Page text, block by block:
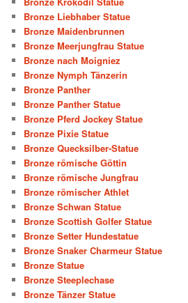
Bronze Liebhaber Statue
Bronze Maidenbrunnen
Bronze Meerjungfrau Statue
Bronze nach Moigniez
Bronze Nymph Tänzerin
Bronze Panther
Bronze Panther Statue
Bronze Pferd Jockey Statue
Bronze Pixie Statue
Bronze Quecksilber-Statue
Bronze römische Göttin
Bronze römische Jungfrau
Bronze römischer Athlet
Bronze Schwan Statue
Bronze Scottish Golfer Statue
Bronze Setter Hundestatue
Bronze Snaker Charmeur Statue
Bronze Statue
Bronze Steeplechase
Bronze Tänzer Statue